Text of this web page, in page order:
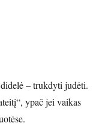
– trukdyti judėti.
ypač jei vaikas